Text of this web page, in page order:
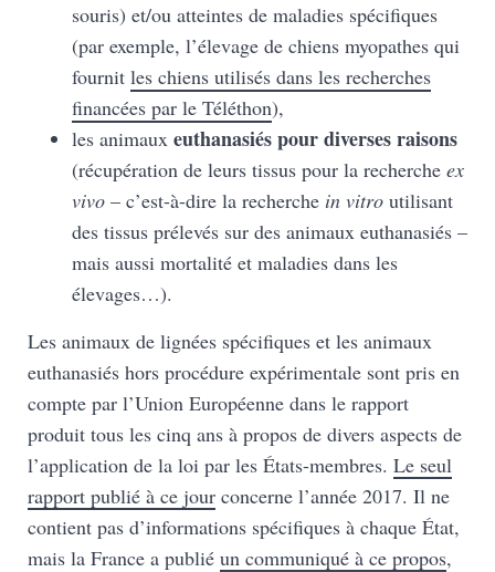
souris) et/ou atteintes de maladies spécifiques
(par exemple, l’élevage de chiens myopathes qui
fournit les chiens utilisés dans les recherches
financées par le Téléthon),
les animaux euthanasiés pour diverses raisons
(récupération de leurs tissus pour la recherche ex
vivo – c’est-à-dire la recherche in vitro utilisant
des tissus prélevés sur des animaux euthanasiés –
mais aussi mortalité et maladies dans les
élevages…).
Les animaux de lignées spécifiques et les animaux
euthanasiés hors procédure expérimentale sont pris en
compte par l’Union Européenne dans le rapport
produit tous les cinq ans à propos de divers aspects de
l’application de la loi par les États-membres. Le seul
rapport publié à ce jour concerne l’année 2017. Il ne
contient pas d’informations spécifiques à chaque État,
mais la France a publié un communiqué à ce propos,